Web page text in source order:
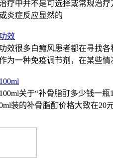
疗中并不是可选择或常规治
炎症反应显然的
效
效很多白癜风患者都在寻找
为一种免疫调节剂，在某些
关于“补骨脂酊多少钱一
装的补骨脂酊价格大致在